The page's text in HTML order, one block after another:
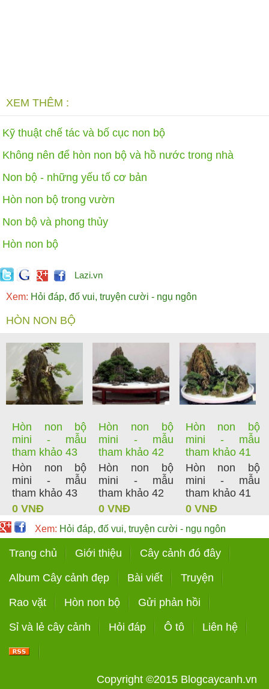
XEM THÊM :
Kỹ thuật chế tác và bố cục non bộ
Không nên để hòn non bộ và hồ nước trong nhà
Non bộ - những yếu tố cơ bản
Hòn non bộ trong vườn
Non bộ và phong thủy
Hòn non bộ
Lazi.vn
Xem: Hỏi đáp, đố vui, truyện cười - ngụ ngôn
HÒN NON BỘ
Hòn non bộ
mini - mẫu
tham khảo 43
Hòn non bộ
mini - mẫu
tham khảo 43
0 VNĐ
Hòn non bộ
mini - mẫu
tham khảo 42
Hòn non bộ
mini - mẫu
tham khảo 42
0 VNĐ
Hòn non bộ
mini - mẫu
tham khảo 41
Hòn non bộ
mini - mẫu
tham khảo 41
0 VNĐ
Xem: Hỏi đáp, đố vui, truyện cười - ngụ ngôn
Trang chủ Giới thiệu Cây cảnh đó đây
Album Cây cảnh đẹp Bài viết Truyện
Rao vặt Hòn non bộ Gửi phản hồi
Sỉ và lẻ cây cảnh Hỏi đáp Ô tô Liên hệ
Copyright ©2015 Blogcaycanh.vn